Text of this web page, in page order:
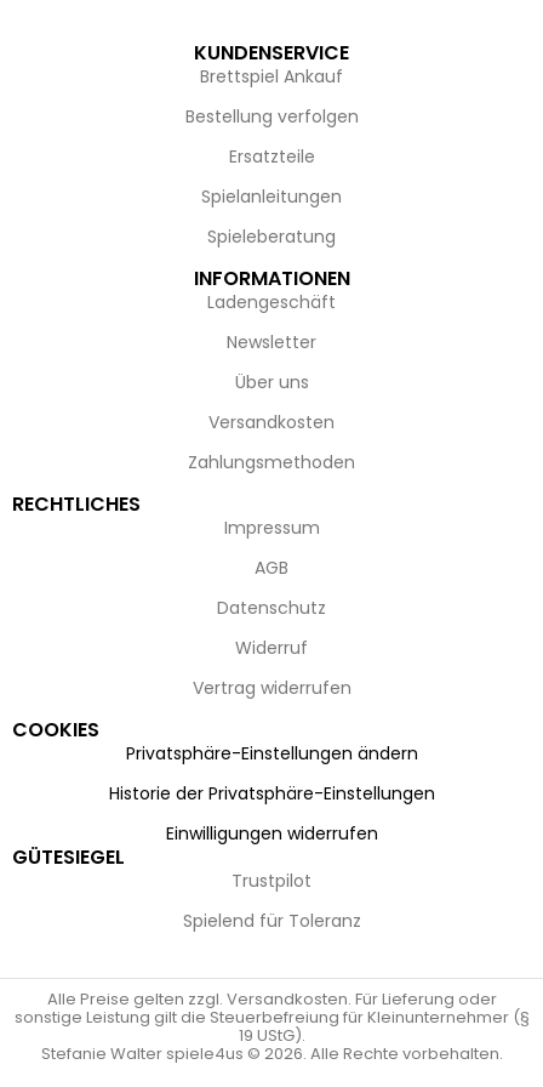
KUNDENSERVICE
Brettspiel Ankauf
Bestellung verfolgen
Ersatzteile
Spielanleitungen
Spieleberatung
INFORMATIONEN
Ladengeschäft
Newsletter
Über uns
Versandkosten
Zahlungsmethoden
RECHTLICHES
Impressum
AGB
Datenschutz
Widerruf
Vertrag widerrufen
COOKIES
Privatsphäre-Einstellungen ändern
Historie der Privatsphäre-Einstellungen
Einwilligungen widerrufen
GÜTESIEGEL
Trustpilot
Spielend für Toleranz
Alle Preise gelten zzgl. Versandkosten. Für Lieferung oder
sonstige Leistung gilt die Steuerbefreiung für Kleinunternehmer (§
19 UStG).
Stefanie Walter spiele4us © 2026. Alle Rechte vorbehalten.